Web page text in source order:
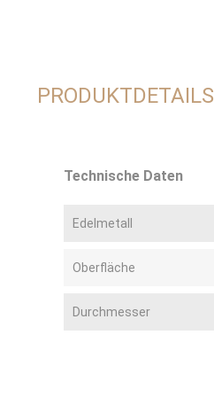
PRODUKTDETAILS
Technische Daten
Edelmetall
Oberfläche
Durchmesser